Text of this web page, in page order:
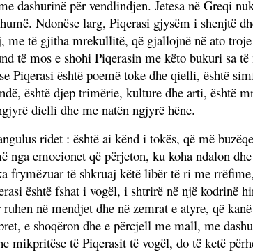
dashurinë për vendlindjen. Jetesa në Greqi
Ndonëse larg, Piqerasi gjysëm i shenjtë
me të gjitha mrekullitë, që gjallojnë në ato
të mos e shohi Piqerasin me këto bukuri sa
Piqerasi është poemë toke dhe qielli, është
është djep trimërie, kulture dhe arti, është
dielli dhe me natën ngjyrë hëne.
ridet : është ai kënd i tokës, që më
emocionet që përjeton, ku koha ndalon
frymëzuar të shkruaj këtë libër të ri me
është fshat i vogël, i shtrirë në një kodrinë
në mendjet dhe në zemrat e atyre, që
e shoqëron dhe e përcjell me mall, me
mikpritëse të Piqerasit të vogël, do të ketë